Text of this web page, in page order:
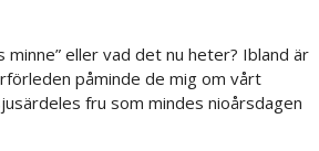
minne” eller vad det nu heter? Ibland är
påminde de mig om vårt
fru som mindes nioårsdagen